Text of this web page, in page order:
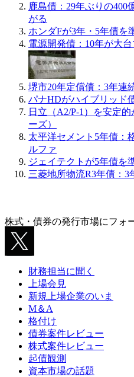
鹿島債：29年ぶりの400
がる
ホンダFが3年・5年債を
電源開発債：10年が大
堺市20年定償債：3年連
パナHDがハイブリッド
日立（A2/P-1）を安定
ーズ）
太平洋セメント5年債：
ルファ
ジェイテクトが5年債を
三菱地所物流R3年債：3
株式・債券の発行市場にフォ
財務担当に聞く
上場会見
新規上場企業のいま
M＆A
格付け
債券案件レビュー
株式案件レビュー
起債観測
資本市場の話題